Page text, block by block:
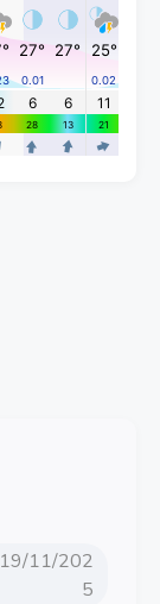
19/11/202
5